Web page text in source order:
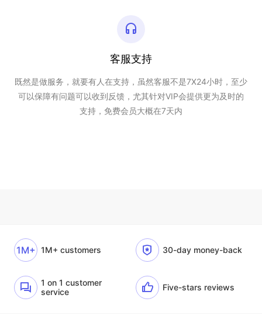
客服支持
既然是做服务，就要有人在支持，虽然客服不是7X24小时，至少
可以保障有问题可以收到反馈，尤其针对VIP会提供更为及时的
支持，免费会员大概在7天内
1M+ 1M+ customers 30-day money-back
1 on 1 customer
service
Five-stars reviews